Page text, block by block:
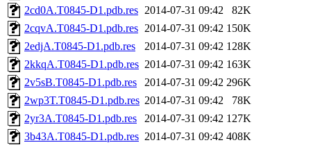
2cd0A.T0845-D1.pdb.res 2014-07-31 09:42
82K
2cqvA.T0845-D1.pdb.res 2014-07-31 09:42 150K
2edjA.T0845-D1.pdb.res
2014-07-31 09:42 128K
2kkqA.T0845-D1.pdb.res 2014-07-31 09:42 163K
2v5sB.T0845-D1.pdb.res
2014-07-31 09:42 296K
2wp3T.T0845-D1.pdb.res 2014-07-31 09:42
78K
2yr3A.T0845-D1.pdb.res
2014-07-31 09:42 127K
3b43A.T0845-D1.pdb.res 2014-07-31 09:42 408K